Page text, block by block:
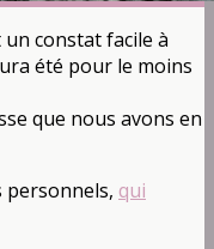
un constat facile à
été pour le moins
que nous avons en
personnels, qui